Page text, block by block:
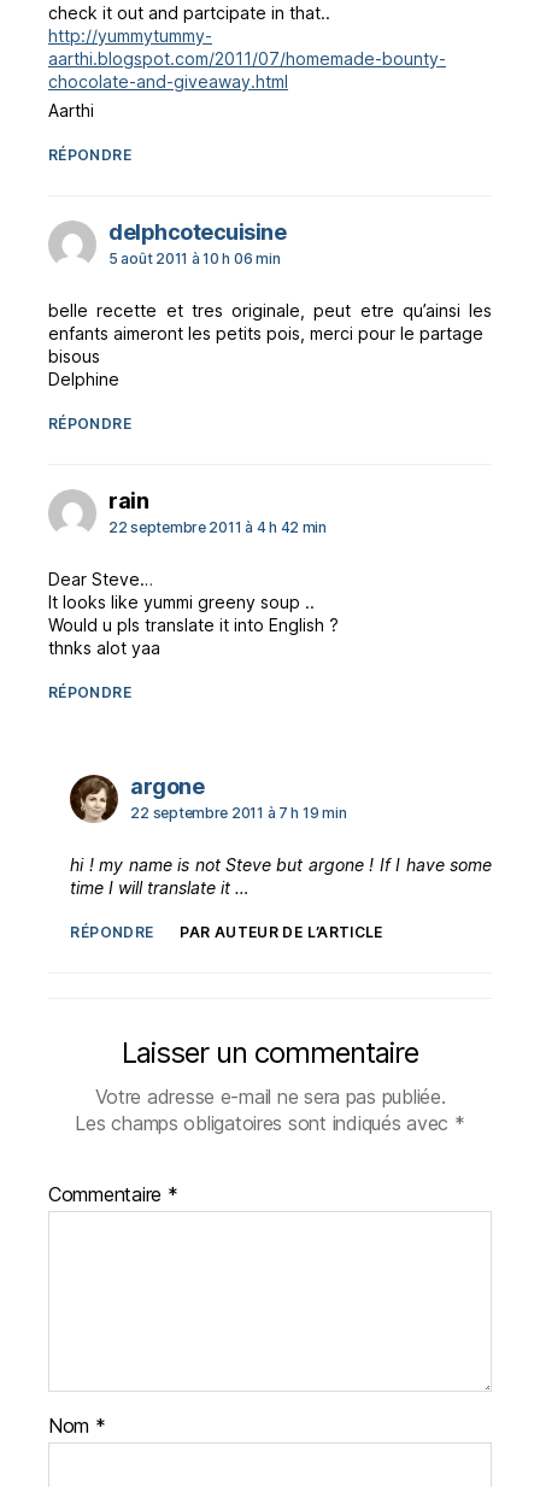
check it out and partcipate in that..
http://yummytummy-
aarthi.blogspot.com/2011/07/homemade-bounty-
chocolate-and-giveaway.html
Aarthi
RÉPONDRE
delphcotecuisinedit :
5 août 2011 à 10 h 06 min
belle recette et tres originale, peut etre qu’ainsi les
enfants aimeront les petits pois, merci pour le partage
bisous
Delphine
RÉPONDRE
raindit :
22 septembre 2011 à 4 h 42 min
Dear Steve…
It looks like yummi greeny soup ..
Would u pls translate it into English ?
thnks alot yaa
RÉPONDRE
argonedit :
22 septembre 2011 à 7 h 19 min
hi ! my name is not Steve but argone ! If I have some
time I will translate it …
RÉPONDRE PAR AUTEUR DE L’ARTICLE
Laisser un commentaire
Votre adresse e-mail ne sera pas publiée.
Les champs obligatoires sont indiqués avec *
Commentaire *
Nom *